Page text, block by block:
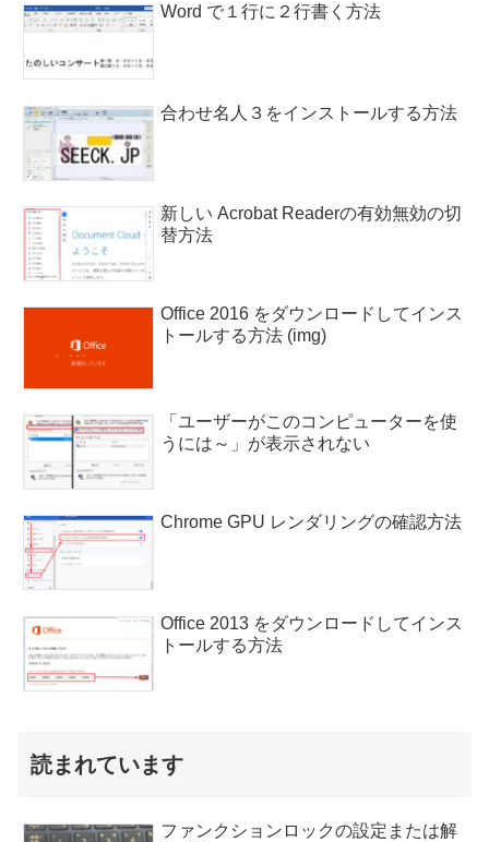
Word で１行に２行書く方法
合わせ名人３をインストールする方法
新しい Acrobat Readerの有効無効の切
替方法
Office 2016 をダウンロードしてインス
トールする方法 (img)
「ユーザーがこのコンピューターを使
うには～」が表示されない
Chrome GPU レンダリングの確認方法
Office 2013 をダウンロードしてインス
トールする方法
読まれています
ファンクションロックの設定または解